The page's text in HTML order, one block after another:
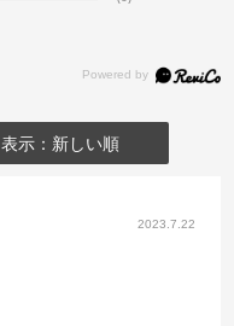
表示：新しい順
2023.7.22